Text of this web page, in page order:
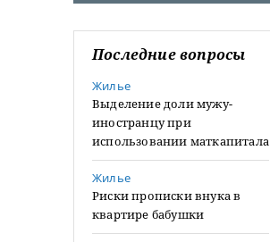
Последние вопросы
Жилье
Выделение доли мужу-
иностранцу при
использовании маткапитала
Жилье
Риски прописки внука в
квартире бабушки